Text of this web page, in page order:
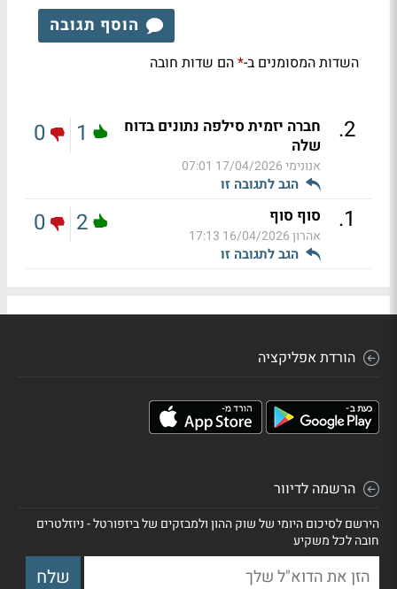
הוסף תגובה
השדות המסומנים ב-*הם שדות חובה
2
.
חברה יזמית סילפה נתונים בדוח
שלה
אנונימי17/04/2026 07:01
הגב לתגובה זו
1
0
1
. סוף סוף
אהרון16/04/2026 17:13
הגב לתגובה זו
2
0
הורדת אפליקציה
הרשמה לדיוור
הירשם לסיכום היומי של שוק ההון ולמבזקים של ביזפורטל - ניוזלטרים
חובה לכל משקיע